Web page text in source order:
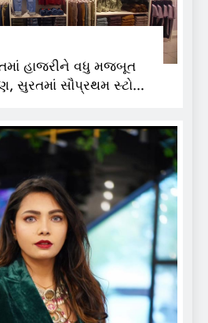
હાજરીને વધુ મજબૂત
સુરતમાં સૌપ્રથમ સ્ટોર